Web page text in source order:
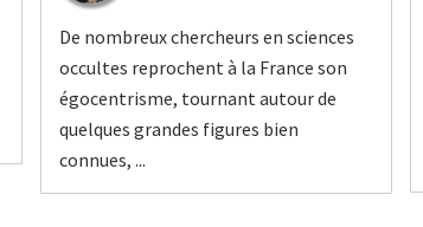
De nombreux chercheurs en sciences
occultes reprochent à la France son
égocentrisme, tournant autour de
quelques grandes figures bien
connues, ...